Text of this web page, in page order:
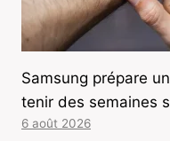
Samsung prépare
tenir des semaines
6 août 2026